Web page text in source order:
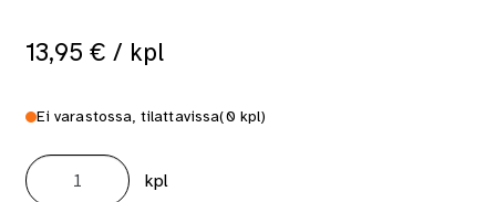
13,95 € / kpl
Ei varastossa, tilattavissa(0 kpl)
Eristeharkko
EMH-
350PRO kpl